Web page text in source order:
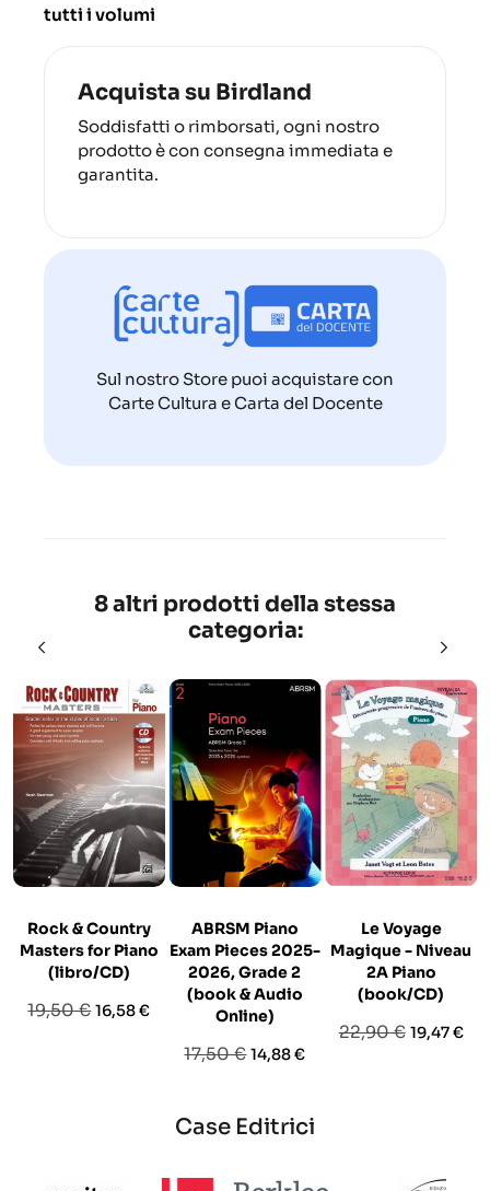
tutti i volumi
Acquista su Birdland
Soddisfatti o rimborsati, ogni nostro
prodotto è con consegna immediata e
garantita.
Sul nostro Store puoi acquistare con
Carte Cultura e Carta del Docente
8 altri prodotti della stessa
categoria:
Rock & Country
Masters for Piano
(libro/CD)
Prezzo
19,50 €Prezzo
16,58 €
ABRSM Piano
Exam Pieces 2025-
2026, Grade 2
(book & Audio
Online)
Prezzo
17,50 €Prezzo
14,88 €
Le Voyage
Magique - Niveau
2A Piano
(book/CD)
Prezzo
22,90 € Prezzo
19,47 €
Case Editrici